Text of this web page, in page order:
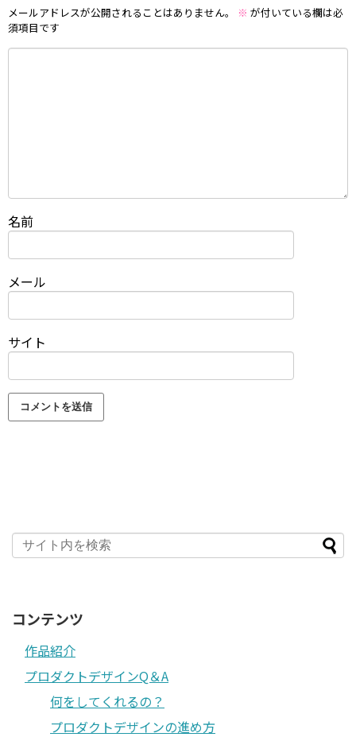
メールアドレスが公開されることはありません。 ※ が付いている欄は必
須項目です
名前
メール
サイト
コンテンツ
作品紹介
プロダクトデザインQ＆A
何をしてくれるの？
プロダクトデザインの進め方